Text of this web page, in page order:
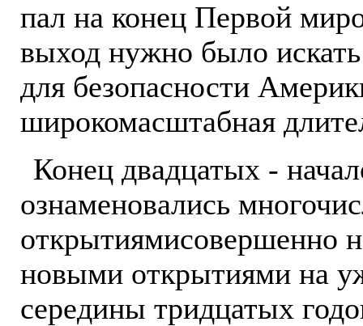
пал на конец Первой
выход нужно было
для безопасности
широкомасштабная
Конец двадцатых -
ознаменовались
открытиямисовершенно
новыми открытиями на
середины тридцатых